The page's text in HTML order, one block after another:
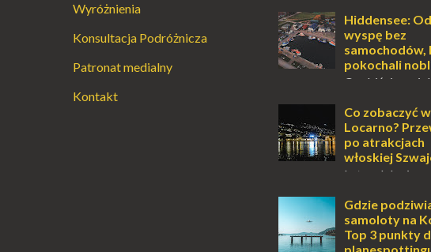
Wyróżnienia
Konsultacja Podróżnicza
Patronat medialny
Kontakt
Dla jednych to może
ucieczką od świata,
przetrwania lub
życiem. Dla innych to
przebywanie z B...
Hiddensee:
wyspę bez
samochodów,
pokochali
Osobiście
zawsze mnie fascynuje. Mały
kawałek ziemi pośrodku
To zawsze brzmi jak
Co zobaczyć w
Locarno?
po atrakcjach
włoskiej
Latem lub zimą,
miejsce, które
odwiedzić. Moja zimowa
Locarno gwara...
Gdzie
samoloty na
Top 3 punkty